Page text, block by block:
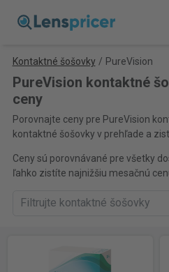
Kontaktné šošovky / PureVision
PureVision kontaktné
ceny
Porovnajte ceny pre PureVision
kontaktné šošovky v prehľade a
Ceny sú porovnávané pre všetky
ľahko zistíte najnižšiu mesačnú